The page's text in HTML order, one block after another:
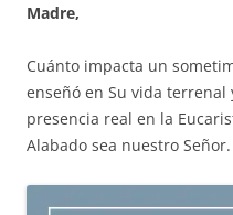
Madre,
Cuánto impacta un
enseñó en Su vida terrenal
presencia real en la
Alabado sea nuestro Señor.